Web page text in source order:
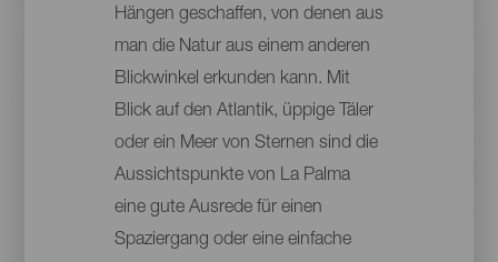
Hängen geschaffen, von denen aus
man die Natur aus einem anderen
Blickwinkel erkunden kann. Mit
Blick auf den Atlantik, üppige Täler
oder ein Meer von Sternen sind die
Aussichtspunkte von La Palma
eine gute Ausrede für einen
Spaziergang oder eine einfache